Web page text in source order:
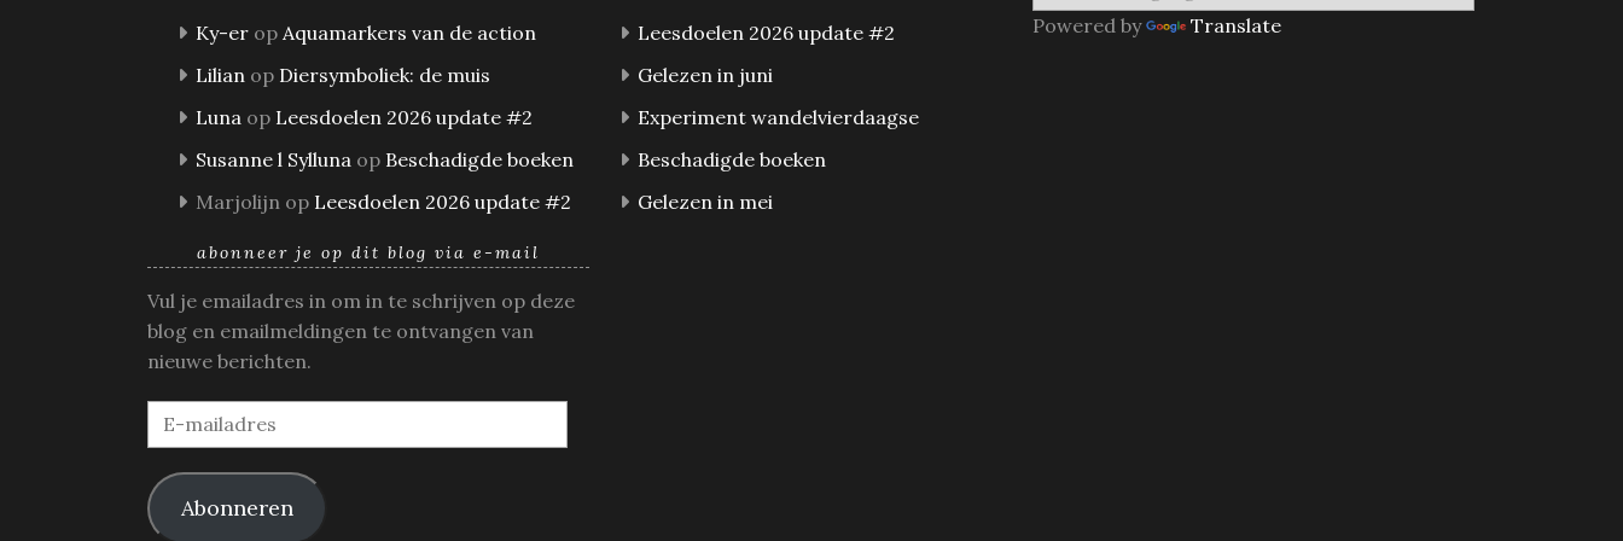
Ky-er op Aquamarkers van de action
Lilian op Diersymboliek: de muis
Luna op Leesdoelen 2026 update #2
Susanne l Sylluna op Beschadigde boeken
Marjolijn op Leesdoelen 2026 update #2
Leesdoelen 2026 update #2
Gelezen in juni
Experiment wandelvierdaagse
Beschadigde boeken
Gelezen in mei
Powered by Translate
abonneer je op dit blog via e-mail
Vul je emailadres in om in te schrijven op deze
blog en emailmeldingen te ontvangen van
nieuwe berichten.
E-
mailadres
Abonneren